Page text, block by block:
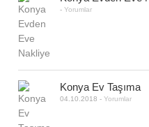
-Yorumlar
Konya Ev Taşıma
04.10.2018 -Yorumlar